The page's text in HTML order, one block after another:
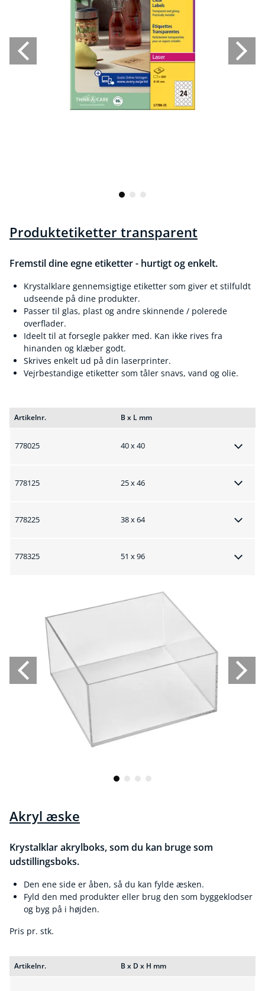
Produktetiketter transparent
Fremstil dine egne etiketter - hurtigt og enkelt.
Krystalklare gennemsigtige etiketter som giver et stilfuldt
udseende på dine produkter.
Passer til glas, plast og andre skinnende / polerede
overflader.
Ideelt til at forsegle pakker med. Kan ikke rives fra
hinanden og klæber godt.
Skrives enkelt ud på din laserprinter.
Vejrbestandige etiketter som tåler snavs, vand og olie.
Artikelnr. B x L mm
778025 40 x 40
778125 25 x 46
778225 38 x 64
778325 51 x 96
Akryl æske
Krystalklar akrylboks, som du kan bruge som
udstillingsboks.
Den ene side er åben, så du kan fylde æsken.
Fyld den med produkter eller brug den som byggeklodser
og byg på i højden.
Pris pr. stk.
Artikelnr. B x D x H mm